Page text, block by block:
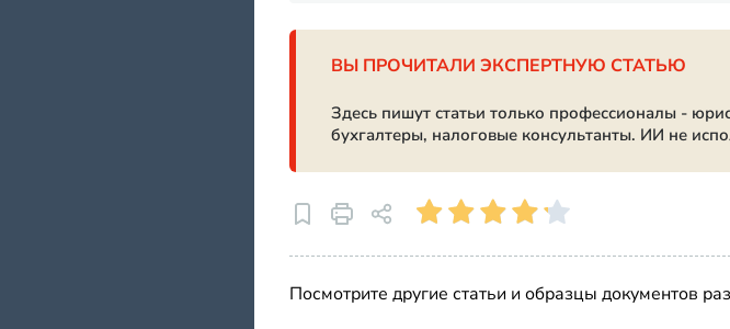
ВЫ ПРОЧИТАЛИ ЭКСПЕРТНУЮ СТАТЬЮ
Здесь пишут статьи только профессионалы -
бухгалтеры, налоговые консультанты. ИИ не
Посмотрите другие статьи и образцы документов